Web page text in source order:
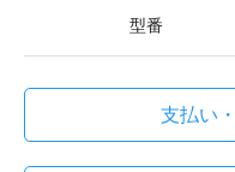
型番
支払い